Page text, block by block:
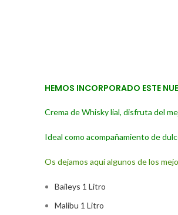
HEMOS INCORPORADO ESTE
Crema de Whisky lial, disfruta del
Ideal como acompañamiento de
Os dejamos aquí algunos de los
Baileys 1 Litro
Malibu 1 Litro